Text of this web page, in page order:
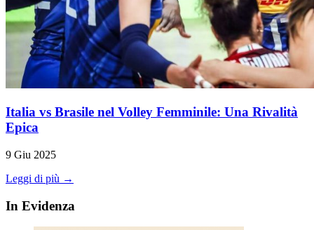
Italia vs Brasile nel Volley Femminile: Una Rivalità
Epica
9 Giu 2025
Leggi di più →
In Evidenza